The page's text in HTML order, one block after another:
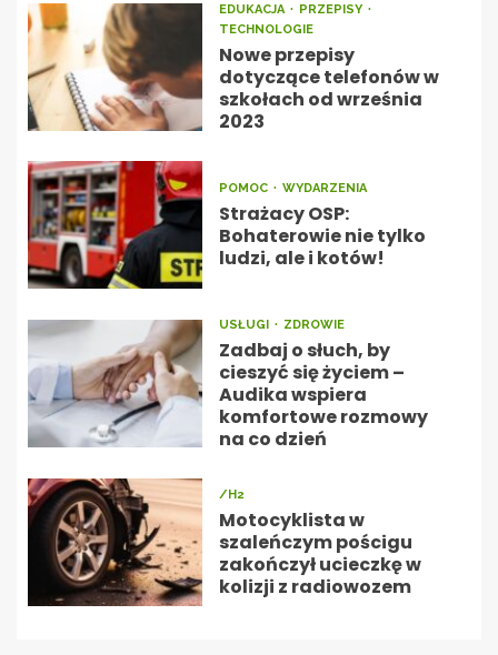
EDUKACJA
PRZEPISY
TECHNOLOGIE
Nowe przepisy
dotyczące telefonów w
szkołach od września
2023
POMOC WYDARZENIA
Strażacy OSP:
Bohaterowie nie tylko
ludzi, ale i kotów!
USŁUGI ZDROWIE
Zadbaj o słuch, by
cieszyć się życiem –
Audika wspiera
komfortowe rozmowy
na co dzień
/H2
Motocyklista w
szaleńczym pościgu
zakończył ucieczkę w
kolizji z radiowozem